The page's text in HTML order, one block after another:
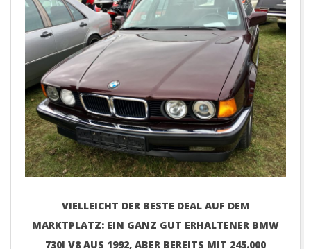
VIELLEICHT DER BESTE DEAL AUF DEM
MARKTPLATZ: EIN GANZ GUT ERHALTENER BMW
730I V8 AUS 1992, ABER BEREITS MIT 245.000